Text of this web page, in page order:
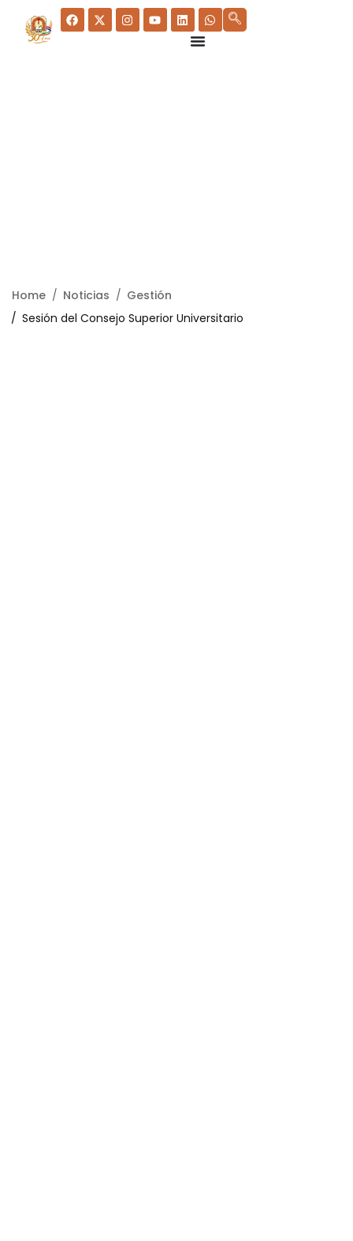
Home Noticias
Gestión
Sesión del Consejo Superior Universitario